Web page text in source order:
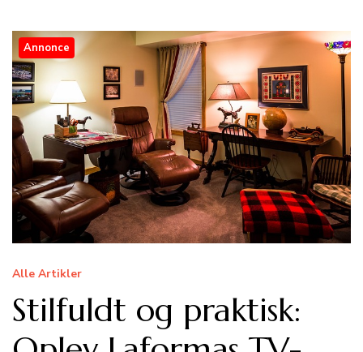
Annonce
Alle Artikler
Stilfuldt og praktisk: